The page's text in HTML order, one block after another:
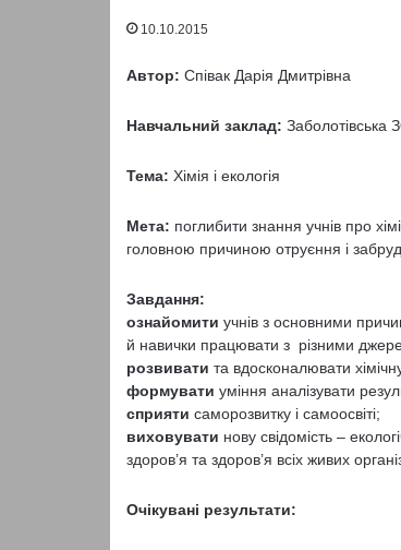
10.10.2015
Автор: Співак Дарія Дмитрівна
Навчальний заклад: Заболотівська
Тема: Хімія і екологія
Мета: поглибити знання учнів про
головною причиною отруєння і
Завдання:
ознайомити учнів з основними
й навички працювати з різними
розвивати та вдосконалювати
формувати уміння аналізувати
сприяти саморозвитку і самоосвіті;
виховувати нову свідомість –
здоров’я та здоров’я всіх живих
Очікувані результати: